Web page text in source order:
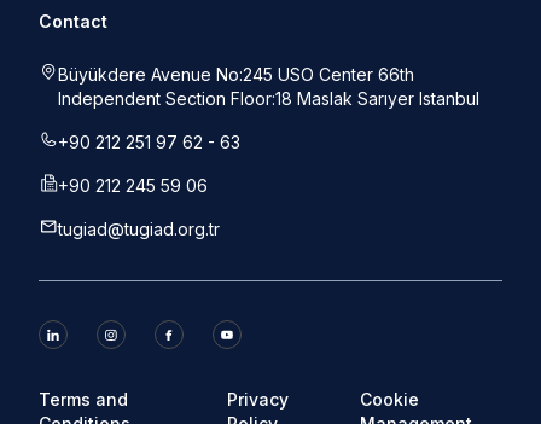
Contact
Büyükdere Avenue No:245 USO Center 66th
Independent Section Floor:18 Maslak Sarıyer Istanbul
+90 212 251 97 62 - 63
+90 212 245 59 06
tugiad@tugiad.org.tr
Terms and
Privacy
Cookie